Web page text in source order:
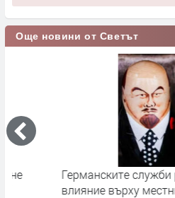
Още новини от Светът
Германските служби
влияние върху местния вот